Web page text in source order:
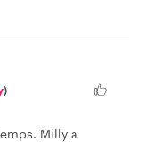
)
Milly a